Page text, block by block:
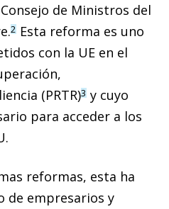
de Ministros del
2 Esta reforma es uno
con la UE en el
(PRTR)3 y cuyo
para acceder a los
reformas, esta ha
de empresarios y